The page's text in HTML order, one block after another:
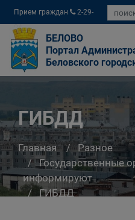
Прием граждан
2-29-
04
БЕЛОВО
Портал
Беловского
ГИБДД
Главная
Разное
Государственные
информируют
ГИБДД